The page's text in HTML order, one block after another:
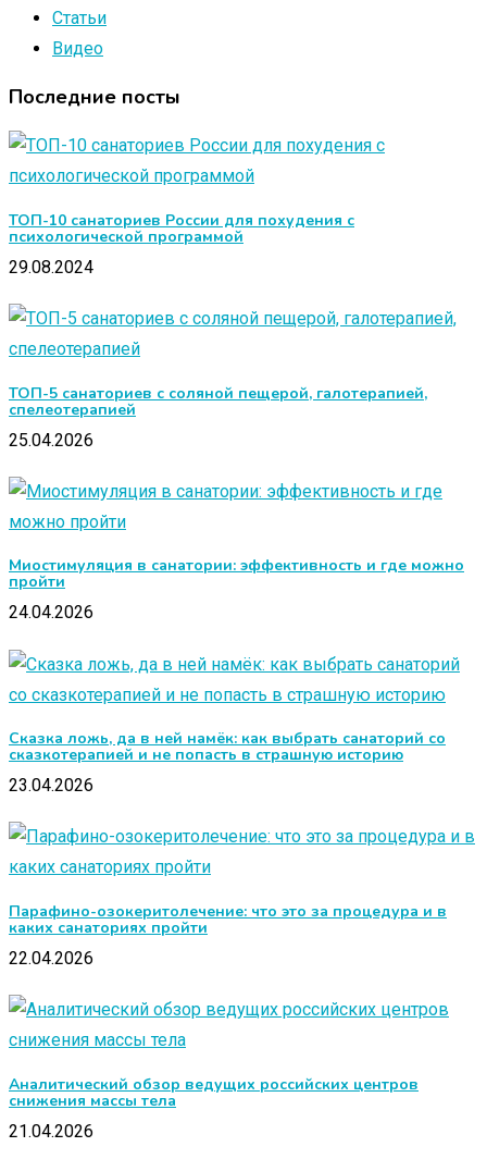
Статьи
Видео
Последние посты
ТОП-10 санаториев России для похудения с
психологической программой
29.08.2024
ТОП-5 санаториев с соляной пещерой, галотерапией,
спелеотерапией
25.04.2026
Миостимуляция в санатории: эффективность и где можно
пройти
24.04.2026
Сказка ложь, да в ней намёк: как выбрать санаторий со
сказкотерапией и не попасть в страшную историю
23.04.2026
Парафино-озокеритолечение: что это за процедура и в
каких санаториях пройти
22.04.2026
Аналитический обзор ведущих российских центров
снижения массы тела
21.04.2026